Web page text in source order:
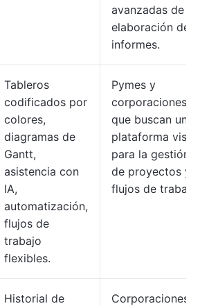
avanzadas de
elaboración de
informes.
Tableros
codificados por
colores,
diagramas de
Gantt,
asistencia con
IA,
automatización,
flujos de
trabajo
flexibles.
Pymes y
corporaciones
que buscan una
plataforma
para la gestión
de proyectos y
flujos de trabajo.
Historial de
Corporaciones y